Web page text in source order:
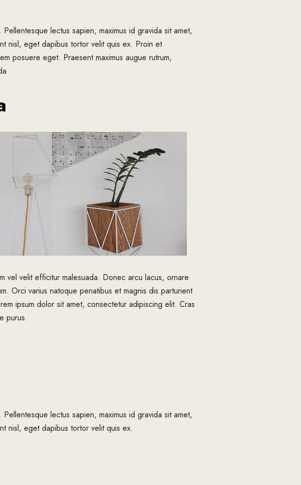
lectus sapien, maximus id gravida sit amet,
nisl, eget dapibus tortor velit quis ex. Proin et
posuere eget. Praesent maximus augue rutrum,
vel velit efficitur malesuada. Donec arcu lacus, ornare
Orci varius natoque penatibus et magnis dis parturient
ipsum dolor sit amet, consectetur adipiscing elit. Cras
purus.
lectus sapien, maximus id gravida sit amet,
nisl, eget dapibus tortor velit quis ex.